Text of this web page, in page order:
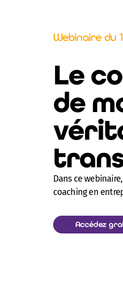
Webinaire du
Le
de
Dans ce
coaching en
Accédez